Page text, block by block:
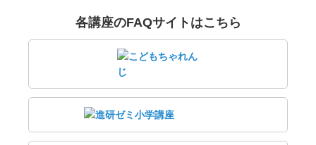
各講座のFAQサイトはこちら